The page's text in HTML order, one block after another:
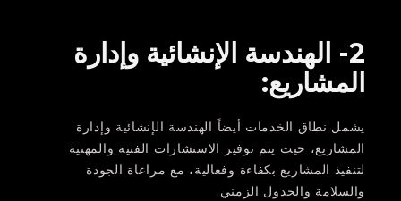
2- الهندسة الإنشائية وإدارة
المشاريع:
يشمل نطاق الخدمات أيضاً الهندسة الإنشائية وإدارة
المشاريع، حيث يتم توفير الاستشارات الفنية والمهنية
لتنفيذ المشاريع بكفاءة وفعالية، مع مراعاة الجودة
والسلامة والجدول الزمني.